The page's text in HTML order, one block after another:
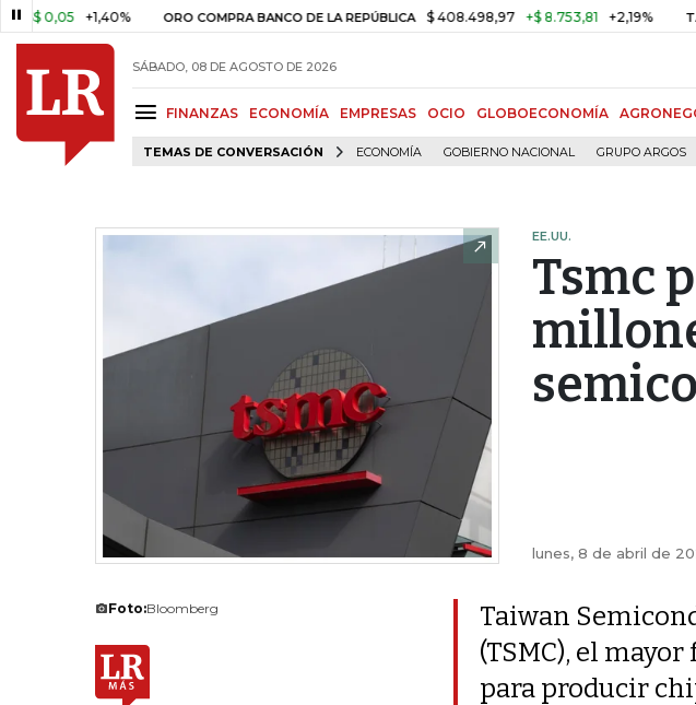
+1,40% ORO COMPRA BANCO DE LA REPÚBLICA $ 408.498,97 +$ 8.753,81 +2,19% TASA
SÁBADO, 08 DE AGOSTO DE 2026
FINANZAS ECONOMÍA EMPRESAS OCIO GLOBOECONOMÍA
TEMAS DE CONVERSACIÓN ECONOMÍA GOBIERNO NACIONAL GRUPO ARGOS
EE.UU.
Tsmc
lunes, 8 de abril de
Foto:Bloomberg
Taiwan
(TSMC), el
para producir